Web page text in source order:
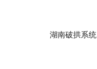
湖南破拱系统